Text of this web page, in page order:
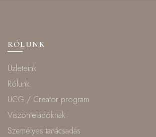
RÓLUNK
Üzleteink
Rólunk
UCG / Creator program
Viszonteladóknak
Személyes tanácsadás